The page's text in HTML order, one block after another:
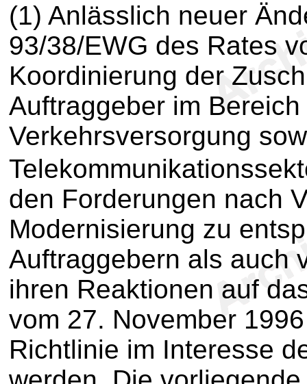
(1) Anlässlich neuer
93/38/EWG des Rates
Koordinierung der
Auftraggeber im
Verkehrsversorgung
den Forderungen nach
Modernisierung zu
Auftraggebern als auch
ihren Reaktionen auf
vom 27. November
Richtlinie im Interesse